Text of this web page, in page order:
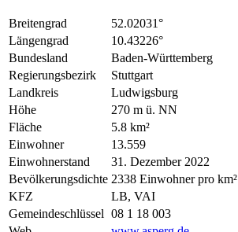
Breitengrad
52.02031°
Längengrad
10.43226°
Bundesland
Baden-Württemberg
Regierungsbezirk
Stuttgart
Landkreis
Ludwigsburg
Höhe
270 m ü. NN
Fläche
5.8 km²
Einwohner
13.559
Einwohnerstand
31. Dezember 2022
Bevölkerungsdichte 2338 Einwohner pro km²
KFZ
LB, VAI
Gemeindeschlüssel 08 1 18 003